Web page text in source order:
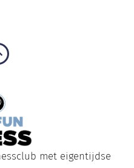
met eigentijdse